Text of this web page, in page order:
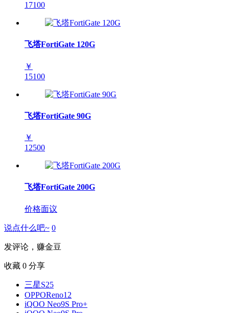
17100
飞塔FortiGate 120G
￥
15100
飞塔FortiGate 90G
￥
12500
飞塔FortiGate 200G
价格面议
说点什么吧~ 0
发评论，赚金豆
收藏 0 分享
三星S25
OPPOReno12
iQOO Neo9S Pro+